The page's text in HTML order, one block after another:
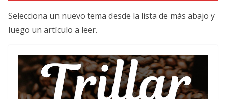
Selecciona un nuevo tema desde la lista de más abajo y
luego un artículo a leer.